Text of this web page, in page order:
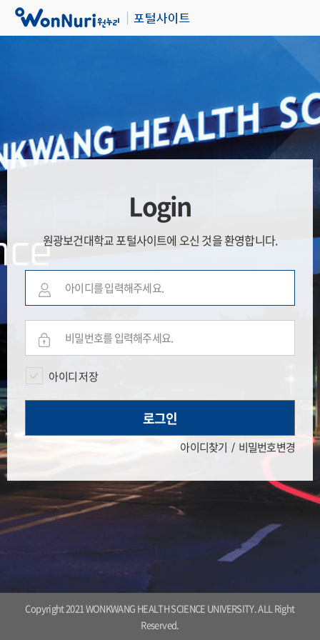
Login
원광보건대학교 포털사이트에 오신 것을 환영합니다.
아이디 저장
로그인
아이디찾기 비밀번호변경
Copyright 2021 WONKWANG HEALTH SCIENCE UNIVERSITY. ALL Right
Reserved.